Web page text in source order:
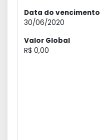
Data do vencimento
30/06/2020
Valor Global
R$ 0,00